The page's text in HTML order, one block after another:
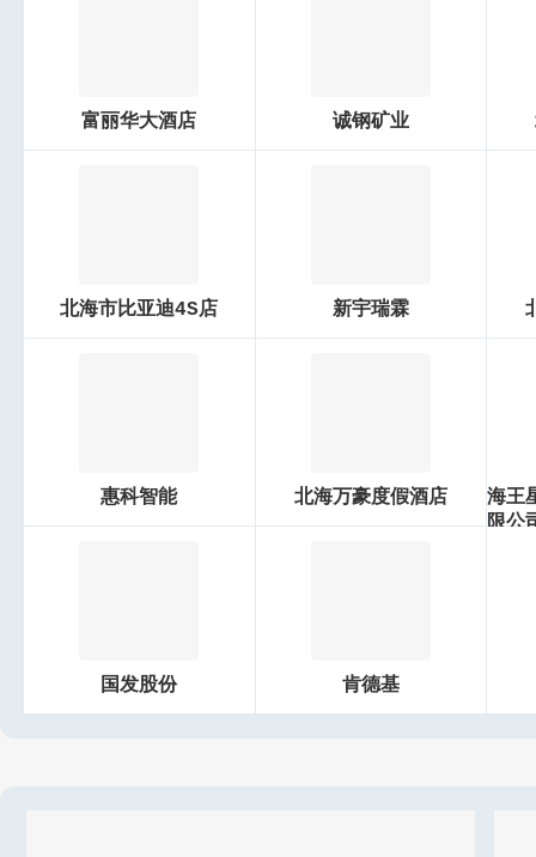
富丽华大酒店 诚钢矿业
北海市比亚迪4S店 新宇瑞霖
惠科智能 北海万豪度假酒店
海王
限公
国发股份 肯德基